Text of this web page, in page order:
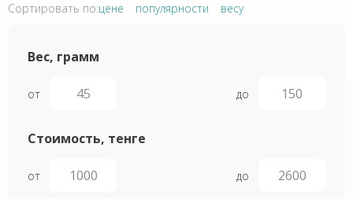
Сортировать по:цене популярности весу
Вес, грамм
от до
Стоимость, тенге
от до